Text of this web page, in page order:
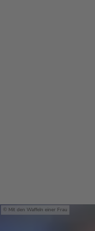
Mit den Waffeln einer Frau